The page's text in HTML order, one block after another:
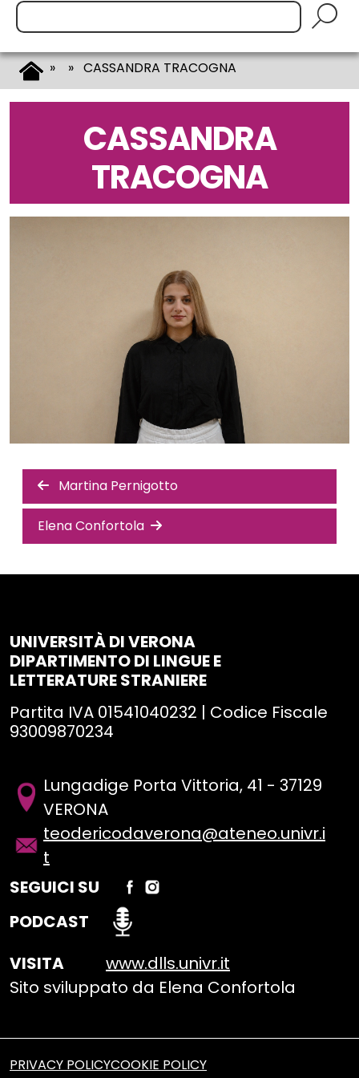
Cerca:
» » CASSANDRA TRACOGNA
CASSANDRA
TRACOGNA
Navigazione
articoli
Martina Pernigotto
Elena Confortola
UNIVERSITÀ DI VERONA
DIPARTIMENTO DI LINGUE E
LETTERATURE STRANIERE
Partita IVA 01541040232 | Codice Fiscale
93009870234
Lungadige Porta Vittoria, 41 - 37129
VERONA
teodericodaverona@ateneo.univr.i
t
SEGUICI SU
PODCAST
VISITA
www.dlls.univr.it
Sito sviluppato da Elena Confortola
PRIVACY POLICYCOOKIE POLICY